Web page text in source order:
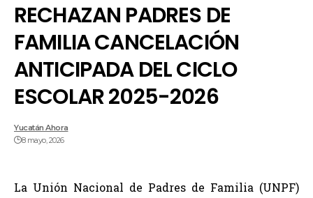
RECHAZAN PADRES DE
FAMILIA CANCELACIÓN
ANTICIPADA DEL CICLO
ESCOLAR 2025-2026
Yucatán Ahora
8 mayo, 2026
La Unión Nacional de Padres de Familia (UNPF)